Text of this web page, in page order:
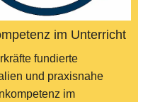
im Unterricht
fundierte
und praxisnahe
im